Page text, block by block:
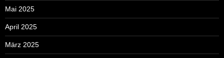
Mai 2025
April 2025
März 2025